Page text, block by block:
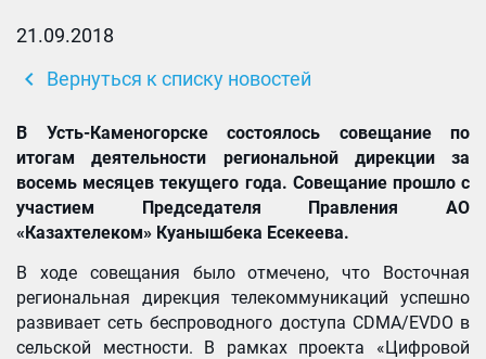
21.09.2018
chevron_left Вернуться к списку новостей
В Усть-Каменогорске состоялось совещание по
итогамдеятельности региональной дирекции за
восемь месяцев текущего года. Совещание прошло с
участием Председателя Правления АО
«Казахтелеком» Куанышбека Есекеева.
В ходе совещания было отмечено, что Восточная
региональная дирекция телекоммуникаций успешно
развивает сеть беспроводного доступа CDMA/EVDO в
сельской местности. В рамках проекта «Цифровой